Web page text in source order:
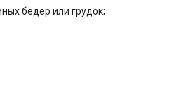
бедер или грудок;